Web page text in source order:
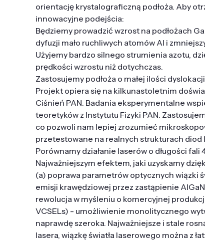
orientację krystalograficzną podłoża. Aby
innowacyjne podejścia:
Będziemy prowadzić wzrost na podłożach
dyfuzji mało ruchliwych atomów Al i
Użyjemy bardzo silnego strumienia azotu,
prędkości wzrostu niż dotychczas.
Zastosujemy podłoża o małej ilości
Projekt opiera się na kilkunastoletnim
Ciśnień PAN. Badania eksperymentalne
teoretyków z Instytutu Fizyki PAN.
co pozwoli nam lepiej zrozumieć
przetestowane na realnych strukturach diod
Porównamy działanie laserów o długości
Najważniejszym efektem, jaki uzyskamy
(a) poprawa parametrów optycznych wiązki
emisji krawędziowej przez zastąpienie
rewolucja w myśleniu o komercyjnej
VCSELs) - umożliwienie monolitycznego
naprawdę szeroka. Najważniejsze i stale
lasera, wiązkę światła laserowego można z